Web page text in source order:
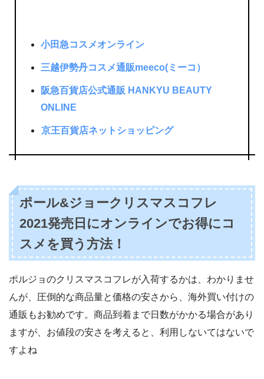
小田急コスメオンライン
三越伊勢丹コスメ通販meeco(ミーコ）
阪急百貨店公式通販 HANKYU BEAUTY
ONLINE
京王百貨店ネットショッピング
ポール&ジョークリスマスコフレ
2021発売日にオンラインでお得にコ
スメを買う方法！
ポルジョのクリスマスコフレが入荷するかは、わかりませ
んが、圧倒的な商品量と価格の安さから、海外買い付けの
通販もお勧めです。商品到着まで日数がかかる場合があり
ますが、お値段の安さを考えると、利用しないてはないで
すよね